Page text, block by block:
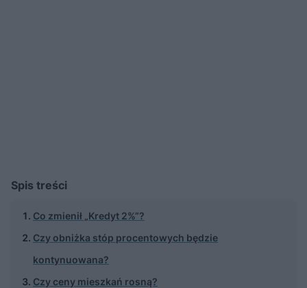
Spis treści
Co zmienił „Kredyt 2%”?
Czy obniżka stóp procentowych będzie
kontynuowana?
Czy ceny mieszkań rosną?